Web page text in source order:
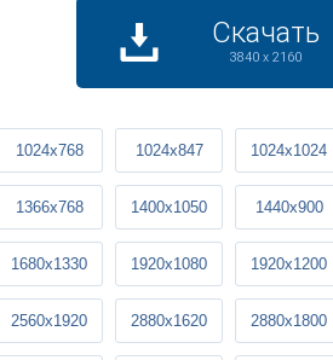
Скачать
3840 x 2160
1024x768 1024x847 1024x1024
1366x768 1400x1050 1440x900
1680x1330 1920x1080 1920x1200
2560x1920 2880x1620 2880x1800